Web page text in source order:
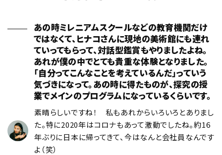
あの時ミレニアムスクールなどの教育機関だけ
ではなくて、ヒナコさんに現地の美術館にも連れ
ていってもらって、対話型鑑賞もやりましたよね。
あれが僕の中でとても貴重な体験となりました。
「自分ってこんなことを考えているんだ」っていう
気づきになって。あの時に得たものが、探究の授
業でメインのプログラムになっているくらいです。
素晴らしいですね！ 私もあれからいろいろとありまし
た。特に2020年はコロナもあって激動でしたね。約16
年ぶりに日本に帰ってきて、今はなんと会社員なんです
よ（笑）